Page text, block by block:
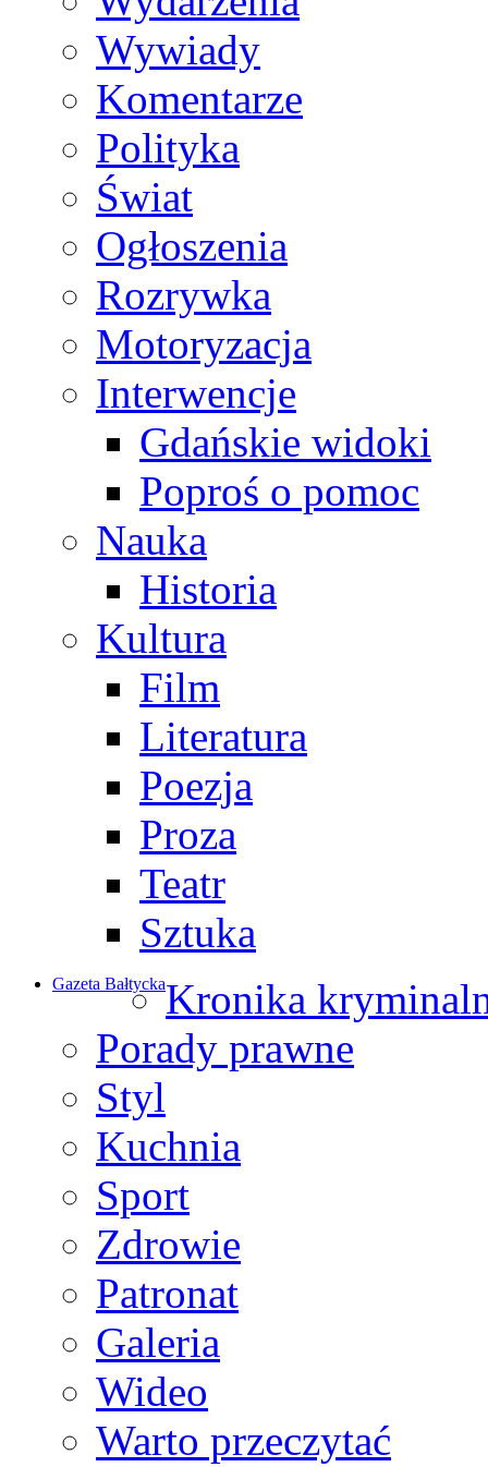
Wywiady
Komentarze
Polityka
Świat
Ogłoszenia
Rozrywka
Motoryzacja
Interwencje
Gdańskie widoki
Poproś o pomoc
Nauka
Historia
Kultura
Film
Literatura
Poezja
Proza
Teatr
Sztuka
Gazeta BałtyckaKronika
Porady prawne
Styl
Kuchnia
Sport
Zdrowie
Patronat
Galeria
Wideo
Warto przeczytać